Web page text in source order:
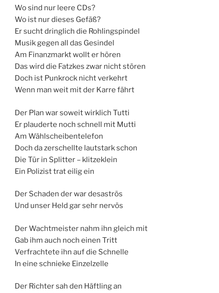
Wo sind nur leere CDs?
Wo ist nur dieses Gefäß?
Er sucht dringlich die Rohlingspindel
Musik gegen all das Gesindel
Am Finanzmarkt wollt er hören
Das wird die Fatzkes zwar nicht stören
Doch ist Punkrock nicht verkehrt
Wenn man weit mit der Karre fährt
Der Plan war soweit wirklich Tutti
Er plauderte noch schnell mit Mutti
Am Wählscheibentelefon
Doch da zerschellte lautstark schon
Die Tür in Splitter – klitzeklein
Ein Polizist trat eilig ein
Der Schaden der war desaströs
Und unser Held gar sehr nervös
Der Wachtmeister nahm ihn gleich mit
Gab ihm auch noch einen Tritt
Verfrachtete ihn auf die Schnelle
In eine schnieke Einzelzelle
Der Richter sah den Häftling an